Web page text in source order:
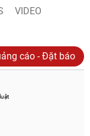
VIDEO
cáo - Đặt báo